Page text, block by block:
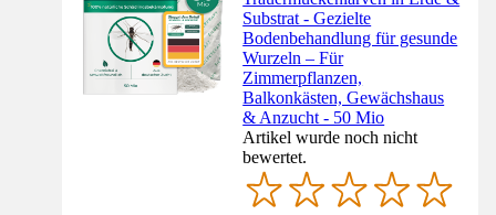
Substrat - Gezielte
Bodenbehandlung für gesunde
Wurzeln – Für
Zimmerpflanzen,
Balkonkästen, Gewächshaus
& Anzucht - 50 Mio
Artikel wurde noch nicht
bewertet.